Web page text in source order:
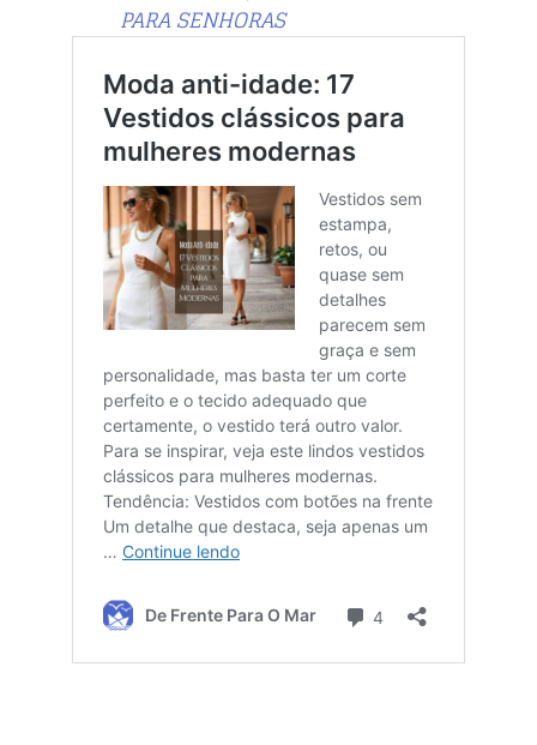
PARA SENHORAS